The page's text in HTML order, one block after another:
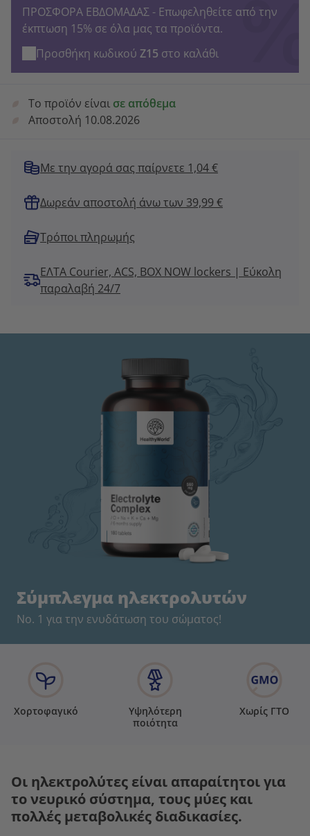
ΠΡΟΣΦΟΡΑ ΕΒΔΟΜΑΔΑΣ - Επωφεληθείτε από την
έκπτωση 15% σε όλα μας τα προϊόντα.
Προσθήκη κωδικού Z15 στο καλάθι
Το προϊόν είναι σε απόθεμα
Αποστολή 10.08.2026
Με την αγορά σας παίρνετε 1,04 €
Δωρεάν αποστολή άνω των 39,99 €
Τρόποι πληρωμής
ΕΛΤΑ Courier, ACS, BOX NOW lockers | Εύκολη
παραλαβή 24/7
Σύμπλεγμα ηλεκτρολυτών
Νο. 1 για την ενυδάτωση του σώματος!
Χορτοφαγικό
Υψηλότερη
ποιότητα
Χωρίς ΓΤΟ
Οι ηλεκτρολύτες είναι απαραίτητοι για
το νευρικό σύστημα, τους μύες και
πολλές μεταβολικές διαδικασίες.